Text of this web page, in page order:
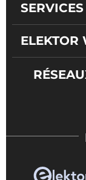
SERVICES
ELEKTOR